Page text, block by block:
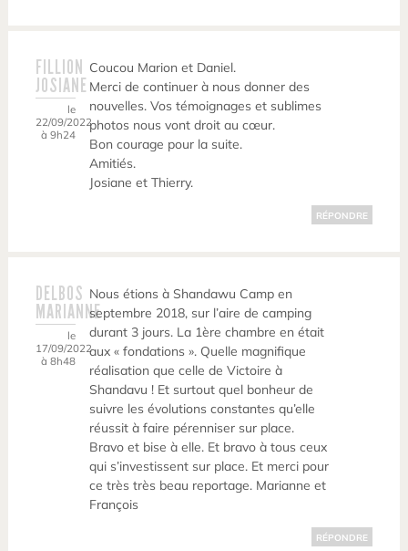
FILLION
JOSIANE
le
22/09/2022
à 9h24
Coucou Marion et Daniel.
Merci de continuer à nous donner des
nouvelles. Vos témoignages et sublimes
photos nous vont droit au cœur.
Bon courage pour la suite.
Amitiés.
Josiane et Thierry.
RÉPONDRE
DELBOS
MARIANNE
le
17/09/2022
à 8h48
Nous étions à Shandawu Camp en
septembre 2018, sur l’aire de camping
durant 3 jours. La 1ère chambre en était
aux « fondations ». Quelle magnifique
réalisation que celle de Victoire à
Shandavu ! Et surtout quel bonheur de
suivre les évolutions constantes qu’elle
réussit à faire pérenniser sur place.
Bravo et bise à elle. Et bravo à tous ceux
qui s’investissent sur place. Et merci pour
ce très très beau reportage. Marianne et
François
RÉPONDRE